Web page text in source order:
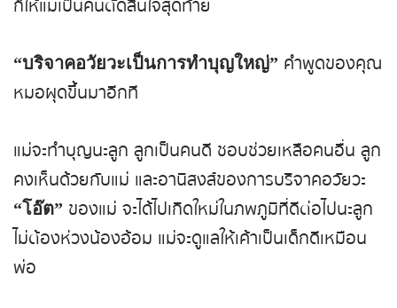
ก็ให้แม่เป็นคนตัดสินใจสุดท้าย
“บริจาคอวัยวะเป็นการทำบุญใหญ่” คำพูดของคุณ
หมอผุดขึ้นมาอีกที
แม่จะทำบุญนะลูก ลูกเป็นคนดี ชอบช่วยเหลือคนอื่น ลูก
คงเห็นด้วยกับแม่ และอานิสงส์ของการบริจาคอวัยวะ
“โอ๊ต” ของแม่ จะได้ไปเกิดใหม่ในภพภูมิที่ดีต่อไปนะลูก
ไม่ต้องห่วงน้องอ้อม แม่จะดูแลให้เค้าเป็นเด็กดีเหมือน
พ่อ